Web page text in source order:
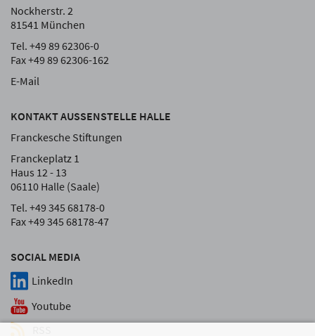
SOCIAL MEDIA
LinkedIn
Youtube
Nockherstr. 2
81541 München
Tel. +49 89 62306-0
Fax +49 89 62306-162
E-Mail
KONTAKT AUSSENSTELLE HALLE
Franckesche Stiftungen
Franckeplatz 1
Haus 12 - 13
06110 Halle (Saale)
Tel. +49 345 68178-0
Fax +49 345 68178-47